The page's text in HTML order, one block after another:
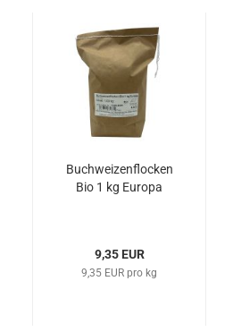
Buchweizenflocken
Bio 1 kg Europa
9,35 EUR
9,35 EUR pro kg